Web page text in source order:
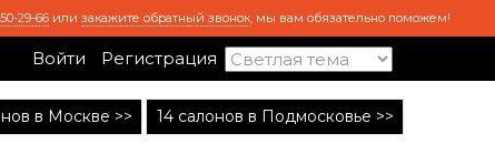
29-66 или закажите обратный звонок, мы вам обязательно поможем!
Войти Регистрация
в Москве >> 14 салонов в Подмосковье >>